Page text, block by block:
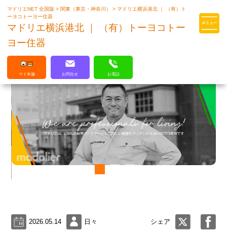
マドリエはLIXILの厳しい基準を
マドリエNET 全国版> 関東（東京・神奈川）>マドリエ横浜港北 ｜ （有）ト
ーヨコトーヨー住器
マドリエ横浜港北 ｜ （有）トーヨコトー
ヨー住器
マド本舗 お問合せ お電話
2026.05.14 日々 シェア